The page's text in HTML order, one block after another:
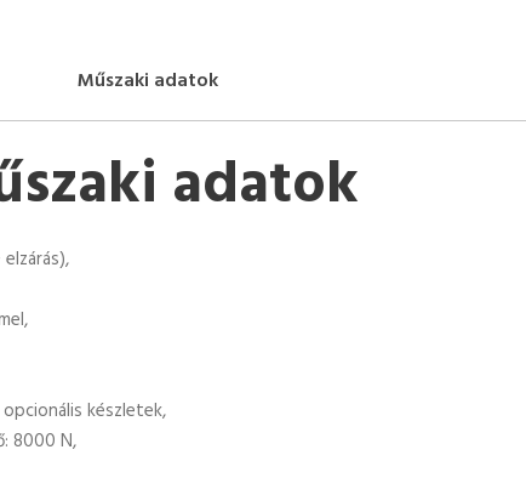
Műszaki adatok
adatok
készletek,
8000 N,